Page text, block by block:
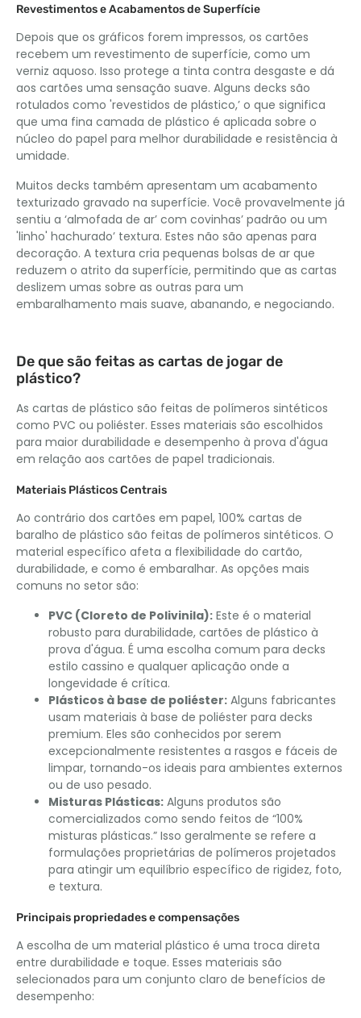
Revestimentos e Acabamentos de Superfície
Depois que os gráficos forem impressos, os cartões
recebem um revestimento de superfície, como um
verniz aquoso. Isso protege a tinta contra desgaste e dá
aos cartões uma sensação suave. Alguns decks são
rotulados como 'revestidos de plástico,’ o que significa
que uma fina camada de plástico é aplicada sobre o
núcleo do papel para melhor durabilidade e resistência à
umidade.
Muitos decks também apresentam um acabamento
texturizado gravado na superfície. Você provavelmente já
sentiu a ‘almofada de ar’ com covinhas’ padrão ou um
'linho' hachurado’ textura. Estes não são apenas para
decoração. A textura cria pequenas bolsas de ar que
reduzem o atrito da superfície, permitindo que as cartas
deslizem umas sobre as outras para um
embaralhamento mais suave, abanando, e negociando.
De que são feitas as cartas de jogar de
plástico?
As cartas de plástico são feitas de polímeros sintéticos
como PVC ou poliéster. Esses materiais são escolhidos
para maior durabilidade e desempenho à prova d'água
em relação aos cartões de papel tradicionais.
Materiais Plásticos Centrais
Ao contrário dos cartões em papel, 100% cartas de
baralho de plástico são feitas de polímeros sintéticos. O
material específico afeta a flexibilidade do cartão,
durabilidade, e como é embaralhar. As opções mais
comuns no setor são:
PVC (Cloreto de Polivinila): Este é o material
robusto para durabilidade, cartões de plástico à
prova d'água. É uma escolha comum para decks
estilo cassino e qualquer aplicação onde a
longevidade é crítica.
Plásticos à base de poliéster: Alguns fabricantes
usam materiais à base de poliéster para decks
premium. Eles são conhecidos por serem
excepcionalmente resistentes a rasgos e fáceis de
limpar, tornando-os ideais para ambientes externos
ou de uso pesado.
Misturas Plásticas: Alguns produtos são
comercializados como sendo feitos de “100%
misturas plásticas.” Isso geralmente se refere a
formulações proprietárias de polímeros projetados
para atingir um equilíbrio específico de rigidez, foto,
e textura.
Principais propriedades e compensações
A escolha de um material plástico é uma troca direta
entre durabilidade e toque. Esses materiais são
selecionados para um conjunto claro de benefícios de
desempenho: